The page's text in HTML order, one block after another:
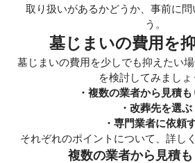
取り扱いがあるかどうか、事前に問
う。
墓じまいの費用を
墓じまいの費用を少しでも抑えたい
を検討してみましょ
・複数の業者から見積
・改葬先を選ぶ
・専門業者に依頼
それぞれのポイントについて、詳し
複数の業者から見積